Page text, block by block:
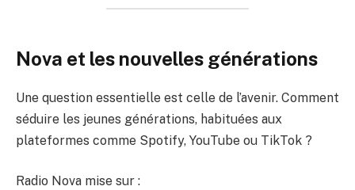
Nova et les nouvelles générations
Une question essentielle est celle de l’avenir. Comment
séduire les jeunes générations, habituées aux
plateformes comme Spotify, YouTube ou TikTok ?
Radio Nova mise sur :